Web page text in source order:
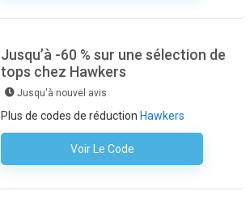
Jusqu’à -60 % sur une sélection de
tops chez Hawkers
Jusqu'à nouvel avis
Plus de codes de réduction Hawkers
Voir Le Code
Aucun Code N'est Nécessaire